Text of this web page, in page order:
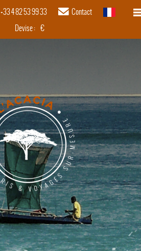
+33 4 82 53 99 33 Contact
français
Devise : €